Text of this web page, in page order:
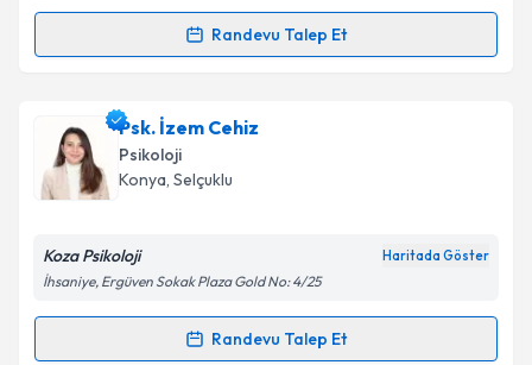
Takvim Talebini Gönder
Randevu Talep Et
Randevu Takvimi Talebi
Uzm. Psk. Duygu Demiray
oluşturun. Size bu uzmandan randevu almanız için bir
takvim hazırlandığında e-posta ile bilgilendireceğiz.
Kişisel verilerimin işlenmesine ilişkin
Psk. İzem Cehiz
Psikoloji
Konya, Selçuklu
Koza Psikoloji Haritada Göster
İhsaniye, Ergüven Sokak Plaza Gold No: 4/25
Randevu Talep Et
Randevu Takvimi Talebi